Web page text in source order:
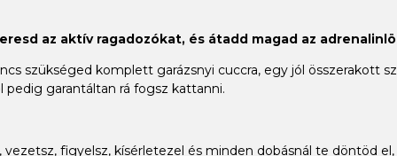
az aktív ragadozókat, és átadd magad az
szükséged komplett garázsnyi cuccra, egy jól összerakott
pedig garantáltan rá fogsz kattanni.
figyelsz, kísérletezel és minden dobásnál te döntöd